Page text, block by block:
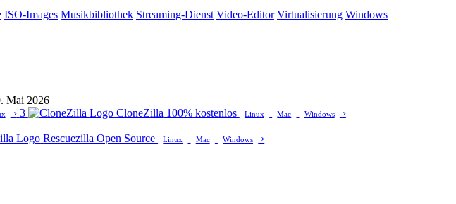
ISO-Images Musikbibliothek Streaming-Dienst Video-Editor Virtualisierung Windows
Mai 2026
› 3 CloneZilla 100% kostenlos Linux Mac Windows
›
Rescuezilla Open Source Linux Mac Windows ›